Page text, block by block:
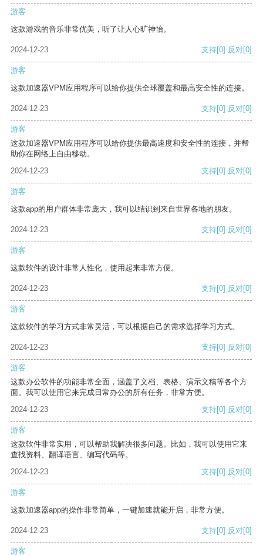
游客
这款游戏的音乐非常优美，听了让人心旷神怡。
2024-12-23 支持[0] 反对[0]
游客
这款加速器VPM应用程序可以给你提供全球覆盖和最高安全性的连接。
2024-12-23 支持[0] 反对[0]
游客
这款加速器VPM应用程序可以给你提供最高速度和安全性的连接，并帮
助你在网络上自由移动。
2024-12-23
支持[0] 反对[0]
游客
这款app的用户群体非常庞大，我可以结识到来自世界各地的朋友。
2024-12-23 支持[0] 反对[0]
游客
这款软件的设计非常人性化，使用起来非常方便。
2024-12-23 支持[0] 反对[0]
游客
这款软件的学习方式非常灵活，可以根据自己的需求选择学习方式。
2024-12-23 支持[0] 反对[0]
游客
这款办公软件的功能非常全面，涵盖了文档、表格、演示文稿等各个方
面。我可以使用它来完成日常办公的所有任务，非常方便。
2024-12-23
支持[0] 反对[0]
游客
这款软件非常实用，可以帮助我解决很多问题。比如，我可以使用它来
查找资料、翻译语言、编写代码等。
2024-12-23
支持[0] 反对[0]
游客
这款加速器app的操作非常简单，一键加速就能开启，非常方便。
2024-12-23 支持[0] 反对[0]
游客